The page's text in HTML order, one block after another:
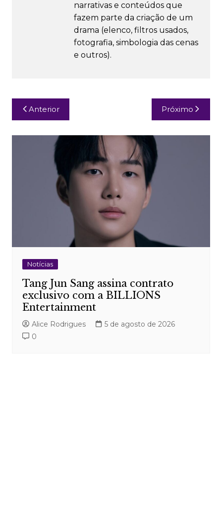
narrativas e conteúdos que
fazem parte da criação de um
drama (elenco, filtros usados,
fotografia, simbologia das cenas
e outros).
Navegação
de
Post
Anterior Próximo
Notícias
Tang Jun Sang assina contrato
exclusivo com a BILLIONS
Entertainment
Alice Rodrigues
5 de agosto de 2026
0